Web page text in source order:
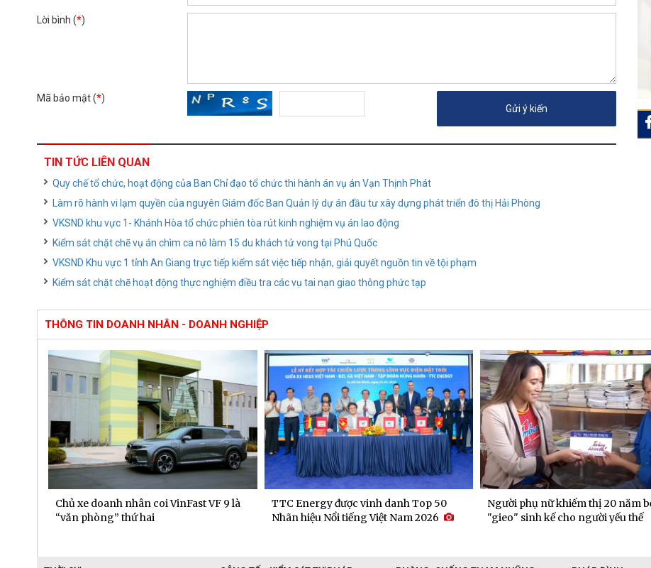
Lời bình (*)
Mã bảo mật (*)
TIN TỨC LIÊN QUAN
Quy chế tổ chức, hoạt động của Ban Chỉ đạo tổ chức thi hành án vụ án Vạn Thịnh Phát
Làm rõ hành vi lạm quyền của nguyên Giám đốc Ban Quản lý dự án đầu tư xây dựng phát triển đô thị Hải Phòng
VKSND khu vực 1- Khánh Hòa tổ chức phiên tòa rút kinh nghiệm vụ án lao động
Kiểm sát chặt chẽ vụ án chìm ca nô làm 15 du khách tử vong tại Phú Quốc
VKSND Khu vực 1 tỉnh An Giang trực tiếp kiểm sát việc tiếp nhận, giải quyết nguồn tin về tội phạm
Kiểm sát chặt chẽ hoạt động thực nghiệm điều tra các vụ tai nạn giao thông phức tạp
THÔNG TIN DOANH NHÂN - DOANH NGHIỆP
Chủ xe doanh nhân coi VinFast VF 9 là
“văn phòng” thứ hai
TTC Energy được vinh danh Top 50
Nhãn hiệu Nổi tiếng Việt Nam 2026
Người phụ nữ khiếm thị 20 năm
"gieo" sinh kế cho người yếu thế